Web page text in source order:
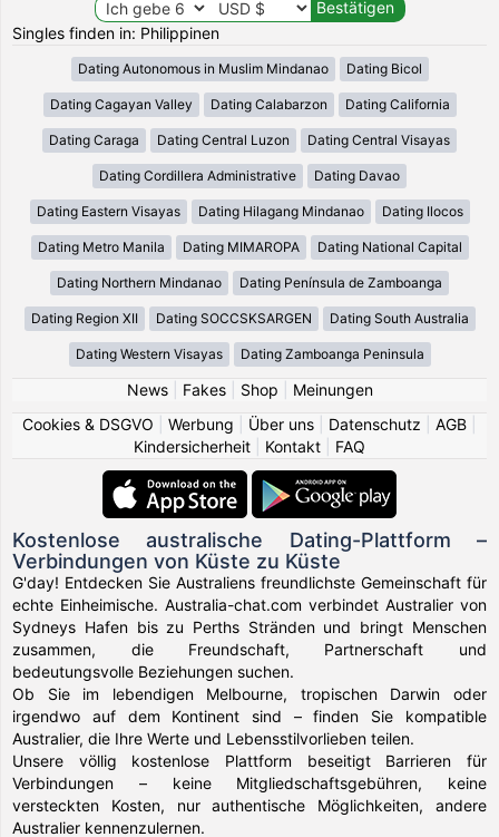
Singles finden in: Philippinen
Dating Autonomous in Muslim Mindanao Dating Bicol
Dating Cagayan Valley Dating Calabarzon Dating California
Dating Caraga Dating Central Luzon Dating Central Visayas
Dating Cordillera Administrative Dating Davao
Dating Eastern Visayas Dating Hilagang Mindanao Dating Ilocos
Dating Metro Manila Dating MIMAROPA Dating National Capital
Dating Northern Mindanao Dating Península de Zamboanga
Dating Region XII Dating SOCCSKSARGEN Dating South Australia
Dating Western Visayas Dating Zamboanga Peninsula
News| Fakes| Shop
Meinungen
Cookies & DSGVO
Werbung Über uns Datenschutz AGB
Kindersicherheit
Kontakt FAQ
Kostenlose australische Dating-Plattform –
Verbindungen von Küste zu Küste
G'day! Entdecken Sie Australiens freundlichste Gemeinschaft für
echte Einheimische. Australia-chat.com verbindet Australier von
Sydneys Hafen bis zu Perths Stränden und bringt Menschen
zusammen, die Freundschaft, Partnerschaft und
bedeutungsvolle Beziehungen suchen.
Ob Sie im lebendigen Melbourne, tropischen Darwin oder
irgendwo auf dem Kontinent sind – finden Sie kompatible
Australier, die Ihre Werte und Lebensstilvorlieben teilen.
Unsere völlig kostenlose Plattform beseitigt Barrieren für
Verbindungen – keine Mitgliedschaftsgebühren, keine
versteckten Kosten, nur authentische Möglichkeiten, andere
Australier kennenzulernen.